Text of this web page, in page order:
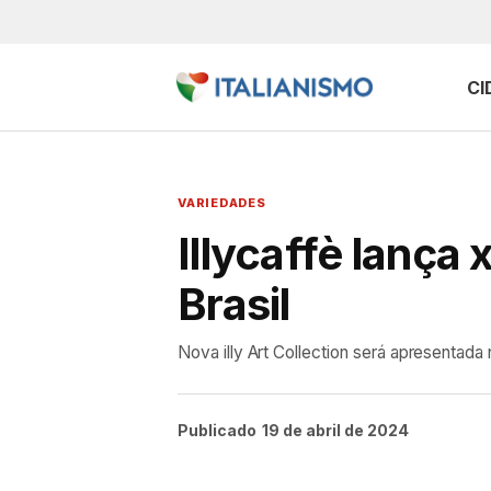
VARIEDADES
Illycaffè lança
Brasil
Nova illy Art Collection será apresentada
Publicado 19 de abril de 2024